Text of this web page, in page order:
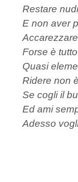
Restare
E non aver
Forse è
Quasi
Ridere non
Se cogli il
Ed ami
Adesso